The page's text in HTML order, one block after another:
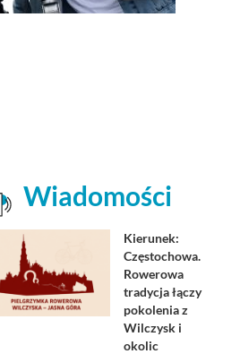
Wiadomości
Kierunek:
Częstochowa.
Rowerowa
tradycja łączy
pokolenia z
Wilczysk i
okolic